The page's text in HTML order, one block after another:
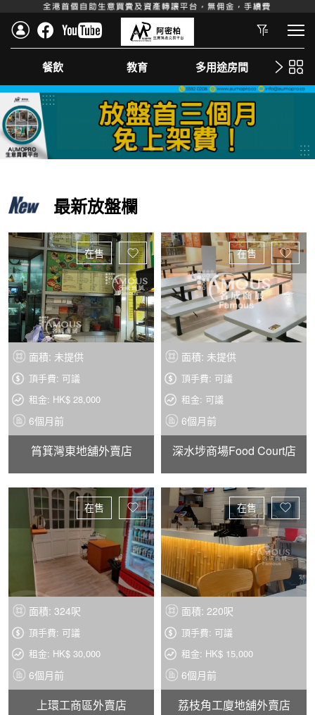
餐飲 教育 多用途房間 美
最新放盤欄
面積: 未提供
頂手費: 可議
租金: HK$ 28,000
6個月前
在售
筲箕灣東地舖外賣店
面積: 未提供
頂手費: 可議
租金: 可議
6個月前
在售
深水埗商場Food Court店
面積: 324呎
頂手費: 可議
租金: HK$ 30,000
6個月前
在售
上環工商區外賣店
面積: 220呎
頂手費: 可議
租金: HK$ 15,000
6個月前
在售
荔枝角工廈地舖外賣店